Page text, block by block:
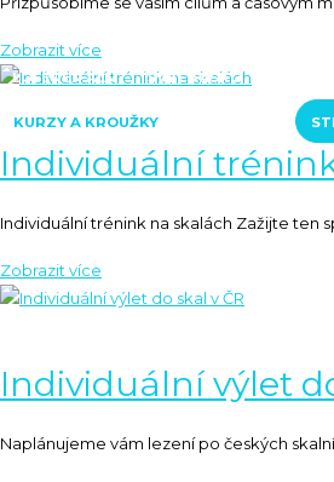
LOFERER ALM ŠVÝCARSKO
KURZY A KROUŽKY
Individuální
Individuální trénink na skalách Zažijte ten
Individuální výlet
Naplánujeme vám lezení po českých